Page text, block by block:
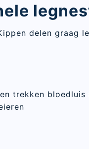
delen graag
trekken bloedluis